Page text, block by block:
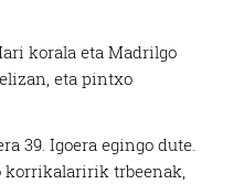
korala eta Madrilgo
eta pintxo
39. Igoera egingo dute.
korrikalaririk trbeenak,